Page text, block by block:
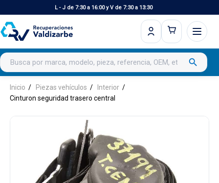
L - J de 7:30 a 16:00 y V de 7:30 a 13:30
Buscar productos search
Inicio Piezas vehículos
Interior
Cinturon seguridad trasero central